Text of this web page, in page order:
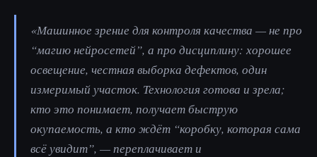
«Машинное зрение для контроля качества — не про
“магию нейросетей”, а про дисциплину: хорошее
освещение, честная выборка дефектов, один
измеримый участок. Технология готова и зрела;
кто это понимает, получает быструю
окупаемость, а кто ждёт “коробку, которая сама
всё увидит”, — переплачивает и